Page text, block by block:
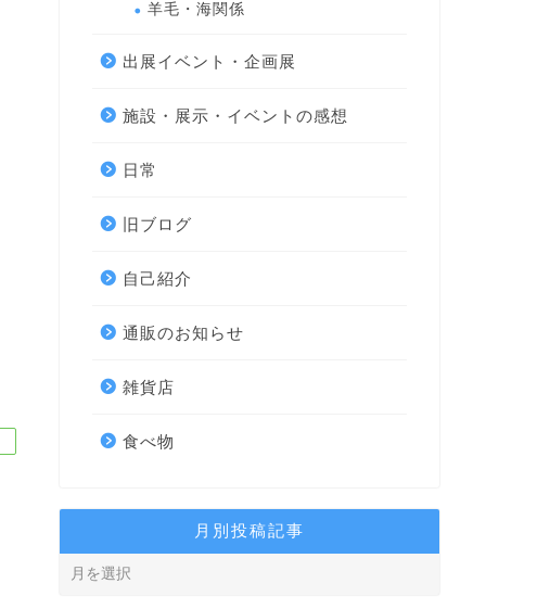
羊毛・海関係
出展イベント・企画展
施設・展示・イベントの感想
日常
旧ブログ
自己紹介
通販のお知らせ
雑貨店
食べ物
月別投稿記事